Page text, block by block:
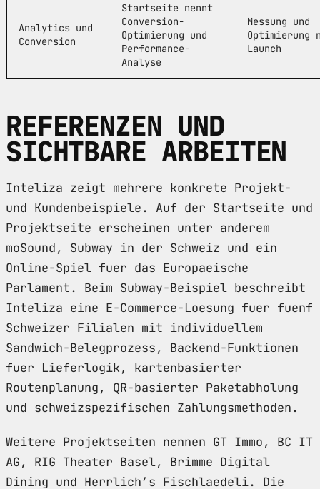
Analytics und
Conversion
Startseite nennt
Conversion-
Optimierung und
Performance-
Analyse
Messung und
Optimierung
Launch
REFERENZEN UND
SICHTBARE ARBEITEN
Inteliza zeigt mehrere konkrete Projekt-
und Kundenbeispiele. Auf der Startseite und
Projektseite erscheinen unter anderem
moSound, Subway in der Schweiz und ein
Online-Spiel fuer das Europaeische
Parlament. Beim Subway-Beispiel beschreibt
Inteliza eine E-Commerce-Loesung fuer fuenf
Schweizer Filialen mit individuellem
Sandwich-Belegprozess, Backend-Funktionen
fuer Lieferlogik, kartenbasierter
Routenplanung, QR-basierter Paketabholung
und schweizspezifischen Zahlungsmethoden.
Weitere Projektseiten nennen GT Immo, BC IT
AG, RIG Theater Basel, Brimme Digital
Dining und Herrlich’s Fischlaedeli. Die